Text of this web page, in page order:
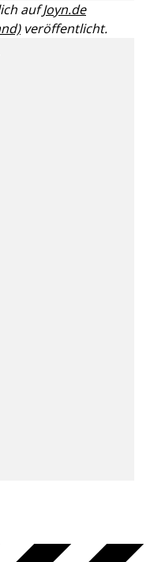
aufJoyn.de
veröffentlicht.